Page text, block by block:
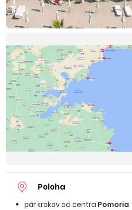
Poloha
pár krokov od centra Pomoria